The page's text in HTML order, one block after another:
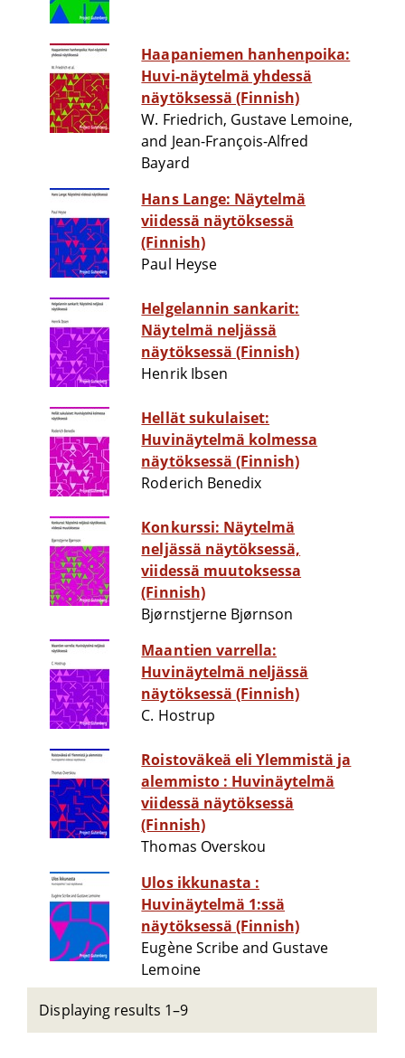
Haapaniemen hanhenpoika:
Huvi-näytelmä yhdessä
näytöksessä (Finnish)
W. Friedrich, Gustave Lemoine,
and Jean-François-Alfred
Bayard
Hans Lange: Näytelmä
viidessä näytöksessä
(Finnish)
Paul Heyse
Helgelannin sankarit:
Näytelmä neljässä
näytöksessä (Finnish)
Henrik Ibsen
Hellät sukulaiset:
Huvinäytelmä kolmessa
näytöksessä (Finnish)
Roderich Benedix
Konkurssi: Näytelmä
neljässä näytöksessä,
viidessä muutoksessa
(Finnish)
Bjørnstjerne Bjørnson
Maantien varrella:
Huvinäytelmä neljässä
näytöksessä (Finnish)
C. Hostrup
Roistoväkeä eli Ylemmistä ja
alemmisto : Huvinäytelmä
viidessä näytöksessä
(Finnish)
Thomas Overskou
Ulos ikkunasta :
Huvinäytelmä 1:ssä
näytöksessä (Finnish)
Eugène Scribe and Gustave
Lemoine
Displaying results 1–9